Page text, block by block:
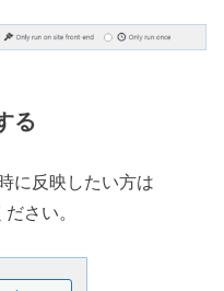
る
に反映したい方は
さい。